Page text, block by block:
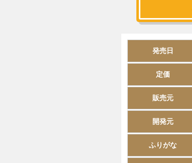
発売日
定価
販売元
開発元
ふりがな